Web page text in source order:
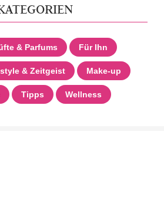
& Parfums Für Ihn
& Zeitgeist Make-up
Tipps Wellness